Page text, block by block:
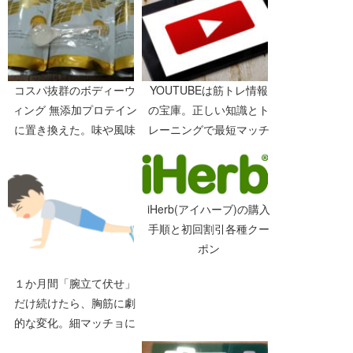
コスパ抜群のボディーウ
ィング 無添加プロテイン
に置き換えた。味や風味
YOUTUBEは筋トレ情報
の宝庫。正しい知識とト
レーニングで最短マッチ
１か月間「腕立て伏せ」
だけ続けたら、胸筋に劇
的な変化。細マッチョに
iHerb(アイハーブ)の購入
手順と初回割引各種クー
ポン